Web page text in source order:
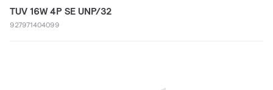
TUV 16W 4P SE UNP/32
927971404099